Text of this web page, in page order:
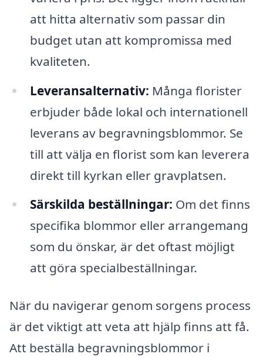
att hitta alternativ som passar din
budget utan att kompromissa med
kvaliteten.
Leveransalternativ: Många florister
erbjuder både lokal och internationell
leverans av begravningsblommor. Se
till att välja en florist som kan leverera
direkt till kyrkan eller gravplatsen.
Särskilda beställningar: Om det finns
specifika blommor eller arrangemang
som du önskar, är det oftast möjligt
att göra specialbeställningar.
När du navigerar genom sorgens process
är det viktigt att veta att hjälp finns att få.
Att beställa begravningsblommor i